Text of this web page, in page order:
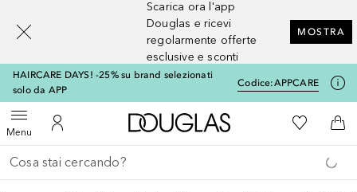
Scarica ora l'app
Douglas e ricevi
regolarmente offerte
esclusive e sconti
MOSTRA
HAIRCARE DAYS! -25% su brand selezionati
solo da APP
Codice:APPCARE
MenuApri menuAl Mio Account
A Douglas HomeAlla Mia
Al
Torna indietro
Esegui ricerca
[navigation.slideout.screenreader]